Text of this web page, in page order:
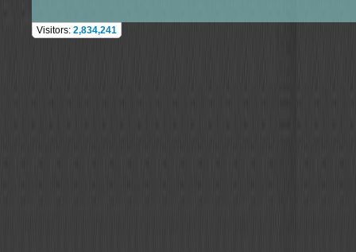
Visitors: 2,834,241